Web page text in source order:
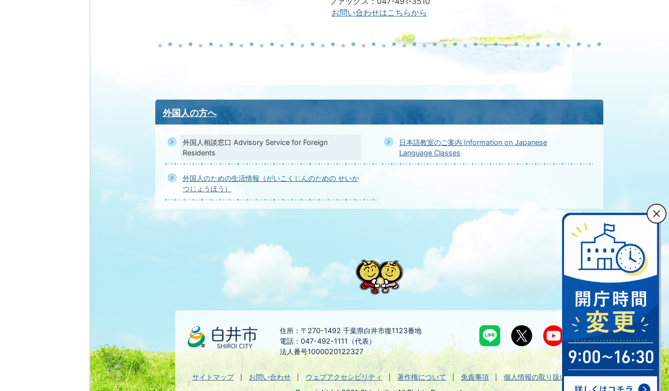
お問い合わせはこちらから
外国人の方へ
外国人相談窓口 Advisory Service for Foreign
Residents
日本語教室のご案内 Information on Japanese
Language Classes
外国人のための生活情報（がいこくじんのための せいか
つじょうほう）
住所：〒270-1492 千葉県白井市復1123番地
電話：047-492-1111（代表）
法人番号1000020122327
サイトマップ お問い合わせ ウェブアクセシビリティ 著作権について 免責事項
個人情報の取り扱い